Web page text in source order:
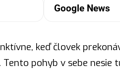
Google News
keďčlovek
pohyb v sebe nesie